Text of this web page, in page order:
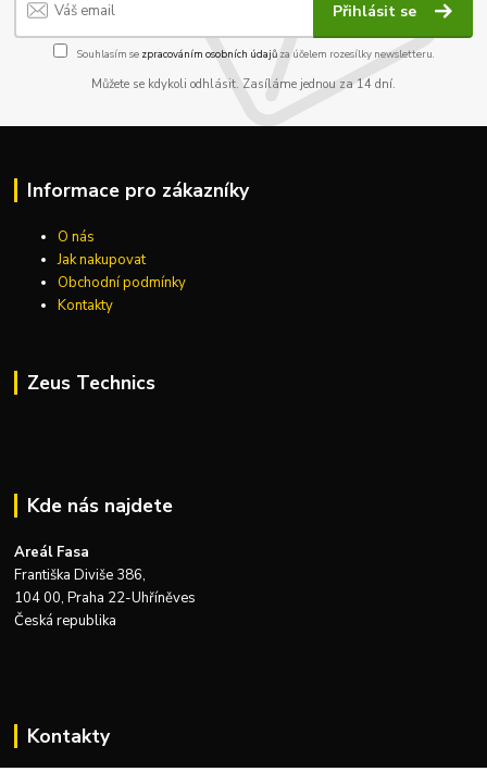
Přihlásit se
Souhlasím se zpracováním osobních údajůza účelem rozesílky newsletteru.
Můžete se kdykoli odhlásit. Zasíláme jednou za 14 dní.
Informace pro zákazníky
O nás
Jak nakupovat
Obchodní podmínky
Kontakty
Zeus Technics
Kde nás najdete
Areál Fasa
Františka Diviše 386,
104 00, Praha 22-Uhříněves
Česká republika
Kontakty